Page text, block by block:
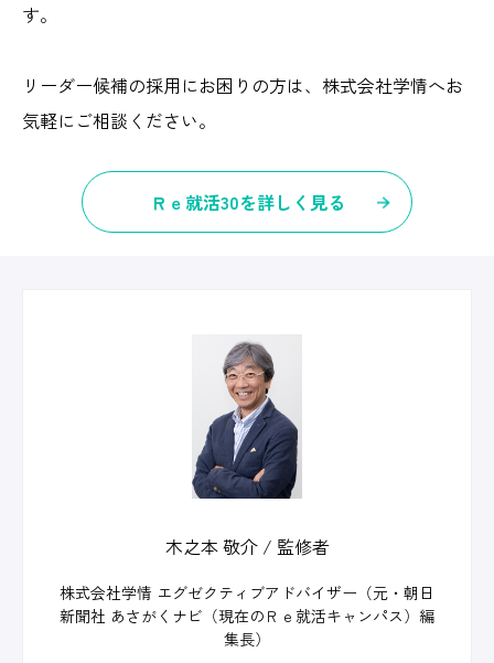
す。
リーダー候補の採用にお困りの方は、株式会社学情へお
気軽にご相談ください。
Ｒｅ就活30を詳しく見る
木之本 敬介 / 監修者
株式会社学情 エグゼクティブアドバイザー（元・朝日
新聞社 あさがくナビ（現在のＲｅ就活キャンパス）編
集長）